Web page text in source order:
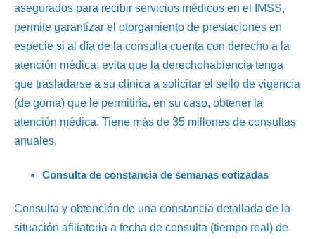
asegurados para recibir servicios médicos en el IMSS,
permite garantizar el otorgamiento de prestaciones en
especie si al día de la consulta cuenta con derecho a la
atención médica; evita que la derechohabiencia tenga
que trasladarse a su clínica a solicitar el sello de vigencia
(de goma) que le permitiría, en su caso, obtener la
atención médica. Tiene más de 35 millones de consultas
anuales.
Consulta de constancia de semanas cotizadas
Consulta y obtención de una constancia detallada de la
situación afiliatoria a fecha de consulta (tiempo real) de